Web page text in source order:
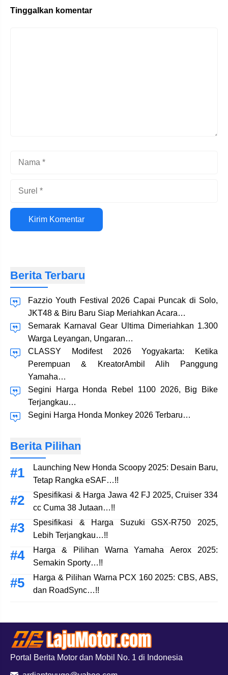
Tinggalkan komentar
Situs
web
Berita Terbaru
Fazzio Youth Festival 2026 Capai Puncak di Solo,
JKT48 & Biru Baru Siap Meriahkan Acara…
Semarak Karnaval Gear Ultima Dimeriahkan 1.300
Warga Leyangan, Ungaran…
CLASSY Modifest 2026 Yogyakarta: Ketika
Perempuan & KreatorAmbil Alih Panggung
Yamaha…
Segini Harga Honda Rebel 1100 2026, Big Bike
Terjangkau…
Segini Harga Honda Monkey 2026 Terbaru…
Berita Pilihan
Launching New Honda Scoopy 2025: Desain Baru,
Tetap Rangka eSAF…!!
Spesifikasi & Harga Jawa 42 FJ 2025, Cruiser 334
cc Cuma 38 Jutaan…!!
Spesifikasi & Harga Suzuki GSX-R750 2025,
Lebih Terjangkau…!!
Harga & Pilihan Warna Yamaha Aerox 2025:
Semakin Sporty…!!
Harga & Pilihan Warna PCX 160 2025: CBS, ABS,
dan RoadSync…!!
Portal Berita Motor dan Mobil No. 1 di Indonesia